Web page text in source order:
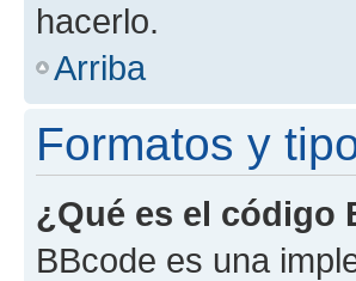
hacerlo.
Arriba
Formatos y
¿Qué es el código
BBcode es una